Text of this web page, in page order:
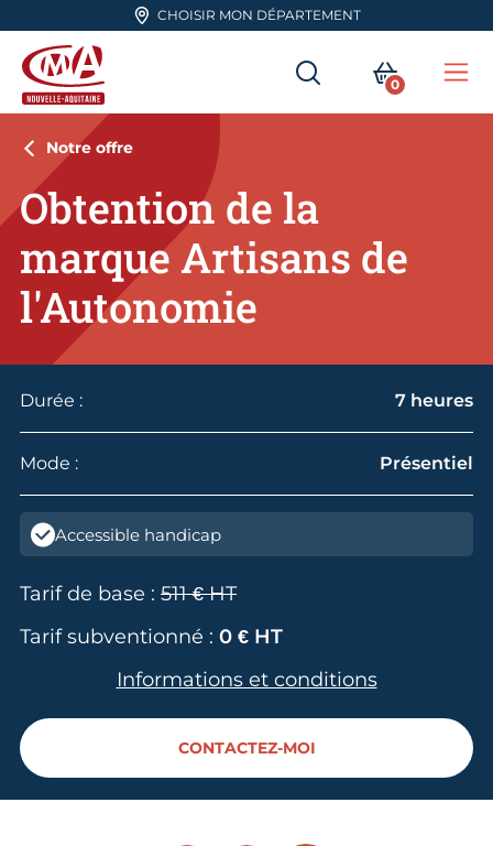
Aller en haut de pageCHOISIR MON DÉPARTEMENT
CMA Nouvelle-Aquitaine
RECHERCHER
MON
0
Notre offre
Obtention de la
marque Artisans de
l'Autonomie
Durée : 7 heures
Mode : Présentiel
Accessible handicap
Tarif de base : 511 € HT
Tarif subventionné : 0 € HT
Informations et conditions
CONTACTEZ-MOI